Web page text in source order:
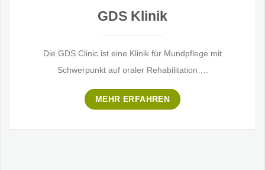
GDS Klinik
Die GDS Clinic ist eine Klinik für Mundpflege mit
Schwerpunkt auf oraler Rehabilitation….
MEHR ERFAHREN